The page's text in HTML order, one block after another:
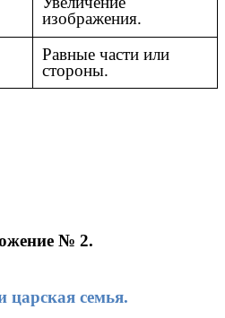
изображения.
Равные части или
стороны.
№ 2.
царская семья.